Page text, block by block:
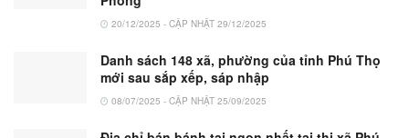
20/12/2025 - CẬP NHẬT 29/12/2025
Danh sách 148 xã, phường của tỉnh Phú Thọ
mới sau sắp xếp, sáp nhập
08/07/2025 - CẬP NHẬT 25/09/2025